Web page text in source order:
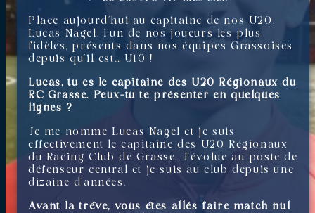
Place aujourd’hui au capitaine de nos U20,
Lucas Nagel, l’un de nos joueurs les plus
fidèles, présents dans nos équipes Grassoises
depuis qu’il est… U10 !
Lucas, tu es le capitaine des U20 Régionaux du
RC Grasse. Peux-tu te présenter en quelques
lignes ?
Je me nomme Lucas Nagel et je suis
effectivement le capitaine des U20 Régionaux
du Racing Club de Grasse. J’évolue au poste de
défenseur central et je suis au club depuis une
dizaine d’années.
Avant la trêve, vous êtes allés faire match nul